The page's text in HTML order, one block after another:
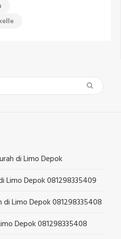
di Limo Depok
Limo Depok 081298335409
Limo Depok 081298335408
Depok 081298335408